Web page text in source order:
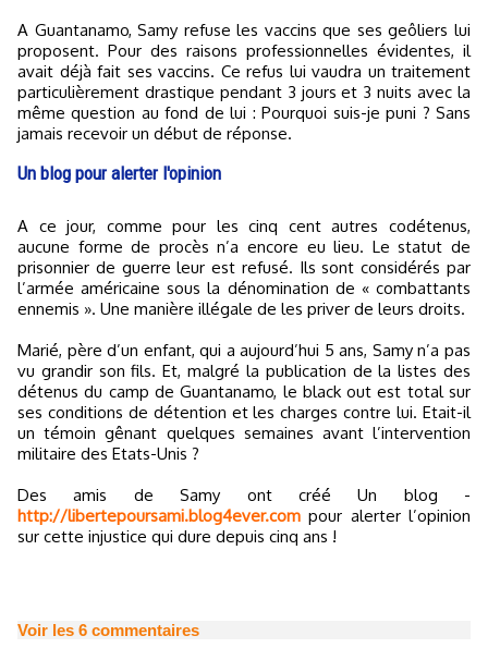
A Guantanamo, Samy refuse les vaccins que ses geôliers lui
proposent. Pour des raisons professionnelles évidentes, il
avait déjà fait ses vaccins. Ce refus lui vaudra un traitement
particulièrement drastique pendant 3 jours et 3 nuits avec la
même question au fond de lui : Pourquoi suis-je puni ? Sans
jamais recevoir un début de réponse.
Un blog pour alerter l'opinion
A ce jour, comme pour les cinq cent autres codétenus,
aucune forme de procès n’a encore eu lieu. Le statut de
prisonnier de guerre leur est refusé. Ils sont considérés par
l’armée américaine sous la dénomination de « combattants
ennemis ». Une manière illégale de les priver de leurs droits.
Marié, père d’un enfant, qui a aujourd’hui 5 ans, Samy n’a pas
vu grandir son fils. Et, malgré la publication de la listes des
détenus du camp de Guantanamo, le black out est total sur
ses conditions de détention et les charges contre lui. Etait-il
un témoin gênant quelques semaines avant l’intervention
militaire des Etats-Unis ?
Des amis de Samy ont créé Un blog -
http://libertepoursami.blog4ever.com pour alerter l’opinion
sur cette injustice qui dure depuis cinq ans !
Voir les 6 commentaires